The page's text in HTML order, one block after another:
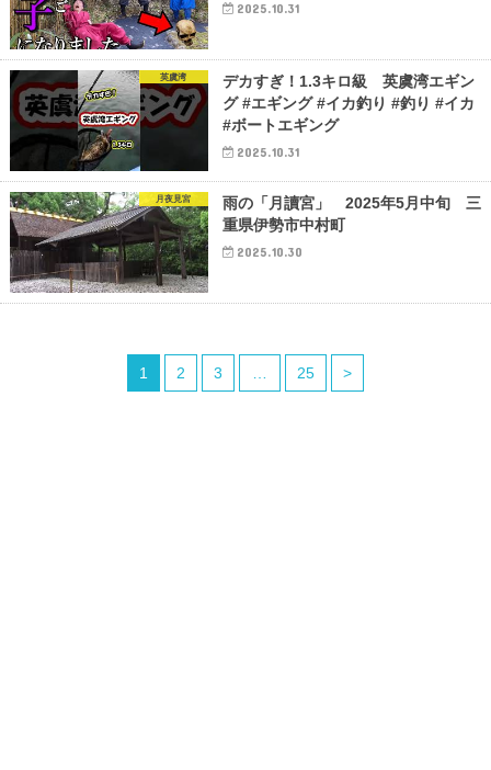
2025.10.31
英虞湾
デカすぎ！1.3キロ級 英虞湾エギン
グ #エギング #イカ釣り #釣り #イカ
#ボートエギング
2025.10.31
月夜見宮
雨の「月讀宮」 2025年5月中旬 三
重県伊勢市中村町
2025.10.30
1 2 3 25 >